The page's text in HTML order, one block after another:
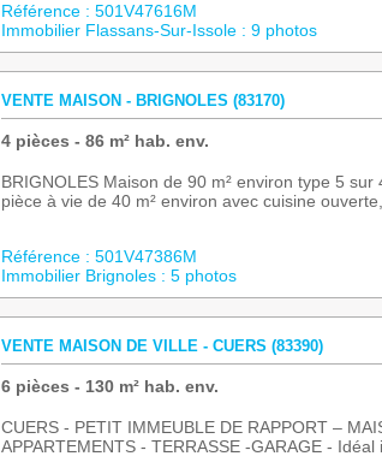
Référence : 501V47616M
Immobilier Flassans-Sur-Issole : 9 photos
VENTE MAISON - BRIGNOLES (83170)
4 pièces - 86 m² hab. env.
BRIGNOLES Maison de 90 m² environ type 5
pièce à vie de 40 m² environ avec cuisine
Référence : 501V47386M
Immobilier Brignoles : 5 photos
VENTE MAISON DE VILLE - CUERS (83390)
6 pièces - 130 m² hab. env.
CUERS - PETIT IMMEUBLE DE RAPPORT –
APPARTEMENTS - TERRASSE -GARAGE -